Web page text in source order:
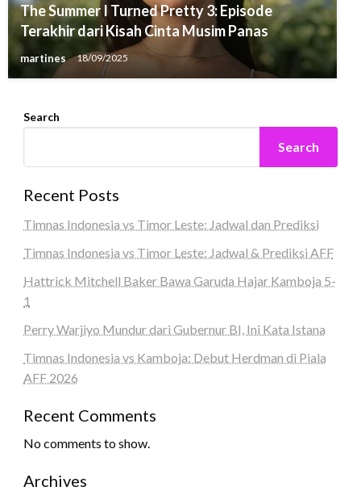
The Summer I Turned Pretty 3: Episode
Terakhir dari Kisah Cinta Musim Panas
martines 18/09/2025
Search
Search
Recent Posts
Timnas Indonesia vs Timor Leste: Jadwal dan Prediksi
Timnas Indonesia vs Timor Leste: Jadwal & Prediksi AFF
Hattrick Mitchell Baker Bawa Garuda Hajar Kamboja 5-
1
Perry Warjiyo Mundur dari Gubernur BI, Ini Kata Istana
Timnas Indonesia vs Kamboja: Debut Herdman di Piala
AFF 2026
Recent Comments
No comments to show.
Archives